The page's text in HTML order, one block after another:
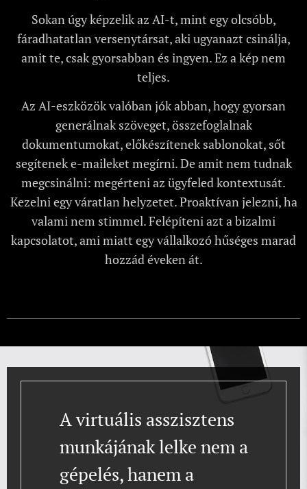
Sokan úgy képzelik az AI-t, mint egy olcsóbb,
fáradhatatlan versenytársat, aki ugyanazt csinálja,
amit te, csak gyorsabban és ingyen. Ez a kép nem
teljes.
Az AI-eszközök valóban jók abban, hogy gyorsan
generálnak szöveget, összefoglalnak
dokumentumokat, előkészítenek sablonokat, sőt
segítenek e-maileket megírni. De amit nem tudnak
megcsinálni: megérteni az ügyfeled kontextusát.
Kezelni egy váratlan helyzetet. Proaktívan jelezni, ha
valami nem stimmel. Felépíteni azt a bizalmi
kapcsolatot, ami miatt egy vállalkozó hűséges marad
hozzád éveken át.
A virtuális asszisztens
munkájának lelke nem a
gépelés, hanem a